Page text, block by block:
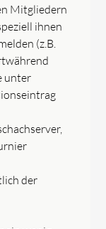
Mitgliedern
ihnen
(z.B.
unter
der